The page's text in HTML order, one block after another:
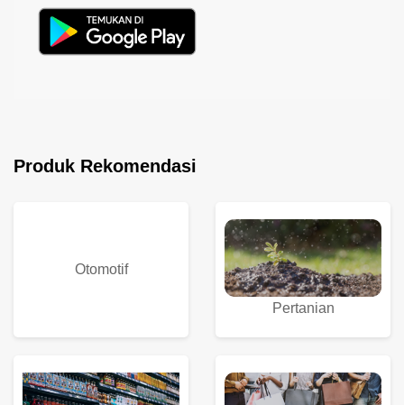
Produk Rekomendasi
Otomotif
Pertanian